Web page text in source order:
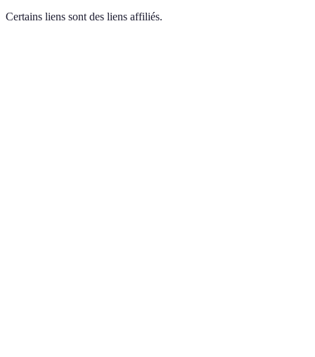
Certains liens sont des liens affiliés.